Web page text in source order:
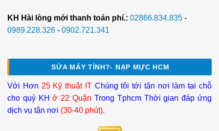
KH Hài lòng mới thanh toán phí.: 02866.834.835 -
0989.228.326 - 0902.721.341
SỬA MÁY TÍNH?- NẠP MỰC HCM
Với Hơn 25 Kỹ thuật ITChúng tôi tới tận nơi làm tại chỗ
cho quý KHở 22 Quận Trong Tphcm Thời gian đáp ứng
dịch vụ tận nơi (30-40 phút).